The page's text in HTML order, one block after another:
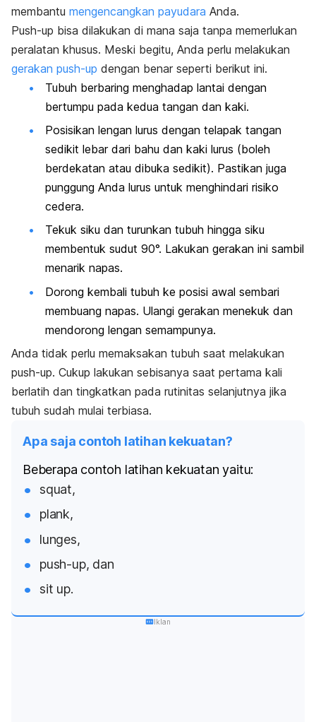
membantu mengencangkan payudara Anda.
Push-up bisa dilakukan di mana saja tanpa memerlukan
peralatan khusus. Meski begitu, Anda perlu melakukan
gerakan push-up dengan benar seperti berikut ini.
Tubuh berbaring menghadap lantai dengan
bertumpu pada kedua tangan dan kaki.
Posisikan lengan lurus dengan telapak tangan
sedikit lebar dari bahu dan kaki lurus (boleh
berdekatan atau dibuka sedikit). Pastikan juga
punggung Anda lurus untuk menghindari risiko
cedera.
Tekuk siku dan turunkan tubuh hingga siku
membentuk sudut 90°. Lakukan gerakan ini sambil
menarik napas.
Dorong kembali tubuh ke posisi awal sembari
membuang napas. Ulangi gerakan menekuk dan
mendorong lengan semampunya.
Anda tidak perlu memaksakan tubuh saat melakukan
push-up. Cukup lakukan sebisanya saat pertama kali
berlatih dan tingkatkan pada rutinitas selanjutnya jika
tubuh sudah mulai terbiasa.
Apa saja contoh latihan kekuatan?
Beberapa contoh latihan kekuatan yaitu:
squat,
plank,
lunges,
push-up, dan
sit up.
Iklan